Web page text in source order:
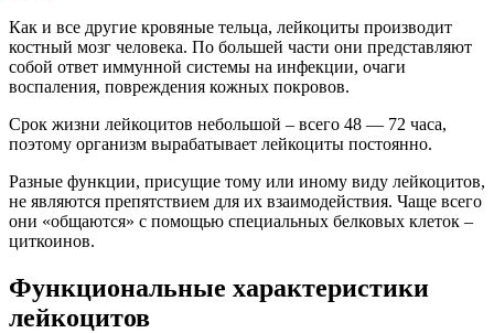
Как и все другие кровяные тельца, лейкоциты производит
костный мозг человека. По большей части они представляют
собой ответ иммунной системы на инфекции, очаги
воспаления, повреждения кожных покровов.
Срок жизни лейкоцитов небольшой – всего 48 — 72 часа,
поэтому организм вырабатывает лейкоциты постоянно.
Разные функции, присущие тому или иному виду лейкоцитов,
не являются препятствием для их взаимодействия. Чаще всего
они «общаются» с помощью специальных белковых клеток –
циткоинов.
Функциональные характеристики
лейкоцитов